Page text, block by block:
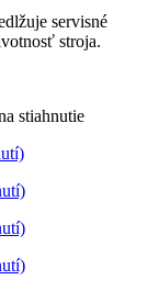
servisné
stroja.
stiahnutie